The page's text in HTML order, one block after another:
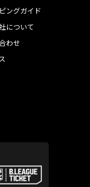
ングガイド
について
わせ